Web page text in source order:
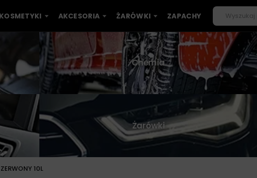
KOSMETYKI AKCESORIA ŻARÓWKI ZAPACHY
Chemia
Żarówki
10L